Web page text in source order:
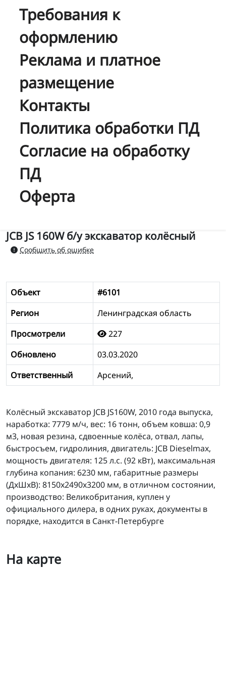
Требования к
оформлению
Реклама и платное
размещение
Контакты
Политика обработки ПД
Согласие на обработку
ПД
Оферта
JCB JS 160W б/у экскаватор колёсный
Сообщить об ошибке
Объект
#6101
Регион
Ленинградская область
Просмотрели
227
Обновлено
03.03.2020
Ответственный
Арсений,
Колёсный экскаватор JCB JS160W, 2010 года выпуска,
наработка: 7779 м/ч, вес: 16 тонн, объем ковша: 0,9
м3, новая резина, сдвоенные колёса, отвал, лапы,
быстросъем, гидролиния, двигатель: JCB Dieselmax,
мощность двигателя: 125 л.с. (92 кВт), максимальная
глубина копания: 6230 мм, габаритные размеры
(ДхШхВ): 8150х2490х3200 мм, в отличном состоянии,
производство: Великобритания, куплен у
официального дилера, в одних руках, документы в
порядке, находится в Санкт-Петербурге
На карте